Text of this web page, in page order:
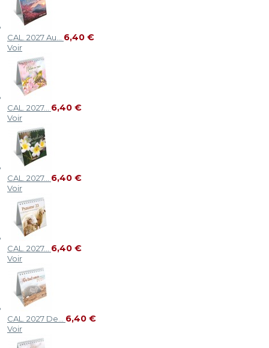
CAL. 2027 Au... 6,40 €
Voir
CAL. 2027... 6,40 €
Voir
CAL. 2027... 6,40 €
Voir
CAL. 2027... 6,40 €
Voir
CAL. 2027 De... 6,40 €
Voir